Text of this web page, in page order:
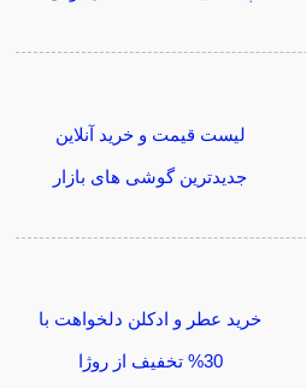
لیست قیمت و خرید آنلاین
جدیدترین گوشی های بازار
خرید عطر و ادکلن دلخواهت با
30% تخفیف از روژا